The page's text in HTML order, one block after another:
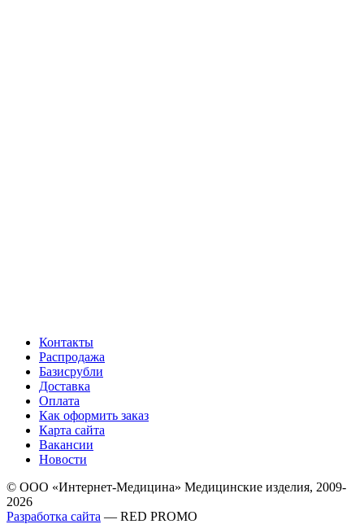
Контакты
Распродажа
Базисрубли
Доставка
Оплата
Как оформить заказ
Карта сайта
Вакансии
Новости
© ООО «Интернет-Медицина» Медицинские изделия, 2009-
2026
Разработка сайта — RED PROMO